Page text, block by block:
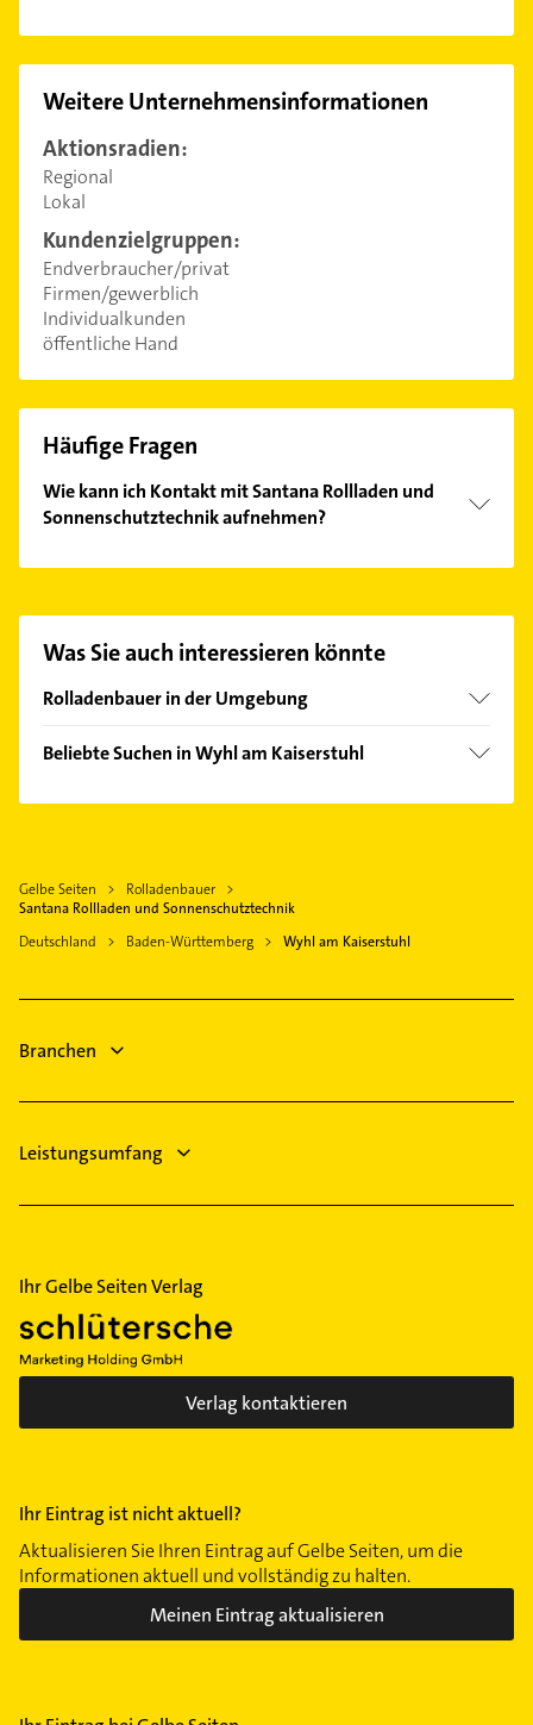
Weitere Unternehmensinformationen
Aktionsradien:
Regional
Lokal
Kundenzielgruppen:
Endverbraucher/privat
Firmen/gewerblich
Individualkunden
öffentliche Hand
Häufige Fragen
Wie kann ich Kontakt mit Santana Rollladen und
Sonnenschutztechnik aufnehmen?
auswählen. Hier finden Sie alleKontaktdaten
Was Sie auch interessieren könnte
Rolladenbauer in der Umgebung
Breisach am Rhein
Beliebte Suchen in Wyhl am Kaiserstuhl
Gelbe Seiten
Rolladenbauer
Santana Rollladen und Sonnenschutztechnik
Deutschland
Baden-Württemberg Wyhl am Kaiserstuhl
Branchen
Leistungsumfang
Ihr Gelbe Seiten Verlag
Verlag kontaktieren
Ihr Eintrag ist nicht aktuell?
Aktualisieren Sie Ihren Eintrag auf Gelbe Seiten, um die
Informationen aktuell und vollständig zu halten.
Meinen Eintrag aktualisieren